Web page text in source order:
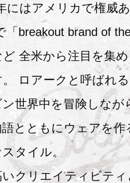
にはアメリカで権威
「breakout brand of
全米から注目を集
。 ロアークと呼ばれ
ン世界中を冒険しなが
とともにウェアを
スタイル。
クリエイティビテ